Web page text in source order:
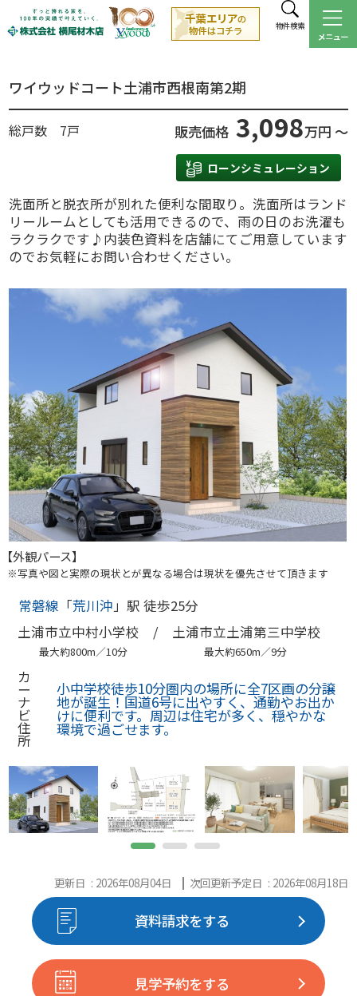
物件検索
ワイウッドコート土浦市西根南第2期
総戸数 7戸 販売価格 3,098万円 ～
ローンシミュレーション
洗面所と脱衣所が別れた便利な間取り。洗面所はランド
リールームとしても活用できるので、雨の日のお洗濯も
ラクラクです♪内装色資料を店舗にてご用意しています
のでお気軽にお問い合わせください。
【外観パース】
※写真や図と実際の現状とが異なる場合は現状を優先させて頂きます
常磐線 「荒川沖」駅 徒歩25分
土浦市立中村小学校 /
最大約800m／10分
土浦市立土浦第三中学校
最大約650m／9分
カ
ー
ナ
ビ
住
所
小中学校徒歩10分圏内の場所に全7区画の分譲
地が誕生！国道6号に出やすく、通勤やお出か
けに便利です。周辺は住宅が多く、穏やかな
環境で過ごせます。
更新日 : 2026年08月04日 次回更新予定日 : 2026年08月18日
資料請求をする
見学予約をする